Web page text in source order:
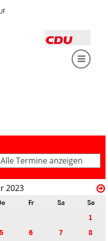
Alle Termine anzeigen
2023
Fr Sa
So
1
5 6 7
8